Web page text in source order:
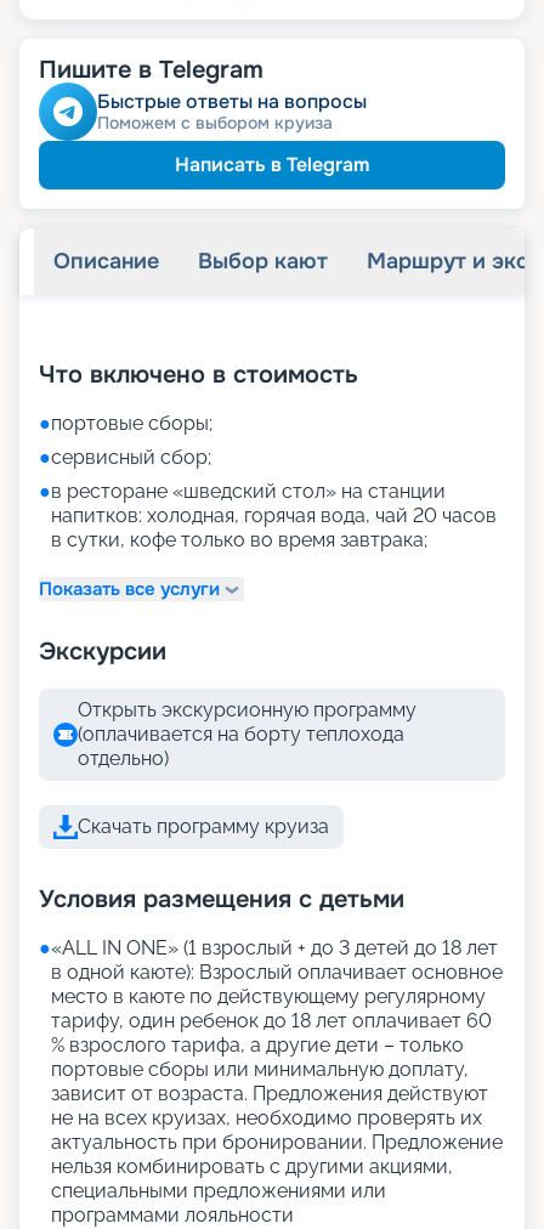
Пишите в Telegram
Быстрые ответы на вопросы
Поможем с выбором круиза
Написать в Telegram
Описание Выбор кают Маршрут и
Что включено в стоимость
●портовые сборы;
●сервисный сбор;
●в ресторане «шведский стол» на станции
напитков: холодная, горячая вода, чай 20 часов
в сутки, кофе только во время завтрака;
Показать все услуги
Экскурсии
Открыть экскурсионную программу
(оплачивается на борту теплохода
отдельно)
Скачать программу круиза
Условия размещения с детьми
●«АLL IN ONE» (1 взрослый + до 3 детей до 18 лет
в одной каюте): Взрослый оплачивает основное
место в каюте по действующему регулярному
тарифу, один ребенок до 18 лет оплачивает 60
% взрослого тарифа, а другие дети – только
портовые сборы или минимальную доплату,
зависит от возраста. Предложения действуют
не на всех круизах, необходимо проверять их
актуальность при бронировании. Предложение
нельзя комбинировать с другими акциями,
специальными предложениями или
программами лояльности